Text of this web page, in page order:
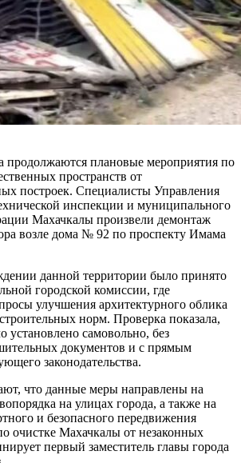
продолжаются плановые мероприятия по
пространств от
построек. Специалисты Управления
инспекции и муниципального
Махачкалы произвели демонтаж
возле дома № 92 по проспекту Имама
данной территории было принято
городской комиссии, где
улучшения архитектурного облика
норм. Проверка показала,
установлено самовольно, без
документов и с прямым
законодательства.
что данные меры направлены на
на улицах города, а также на
и безопасного передвижения
очистке Махачкалы от незаконных
первый заместитель главы города